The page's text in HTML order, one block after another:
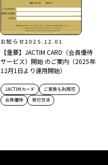
お知らせ2025.12.01
【重要】JACTIM CARD（会員優待
サービス）開始 のご案内（2025年
12月1日より運用開始）
JACTIMカード
ご家族も利用可
会員優待
発行方法